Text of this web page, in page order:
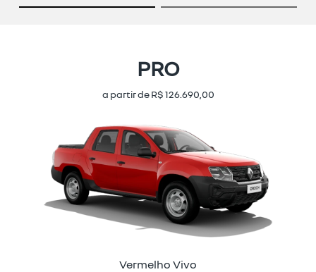
PRO
a partir de R$ 126.690,00
Vermelho Vivo